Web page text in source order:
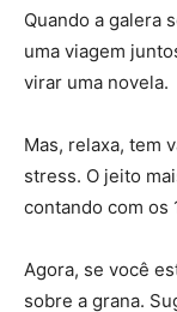
Quando a galera
uma viagem
virar uma novela.
Mas, relaxa, tem
stress. O jeito
contando com os
Agora, se você
sobre a grana.